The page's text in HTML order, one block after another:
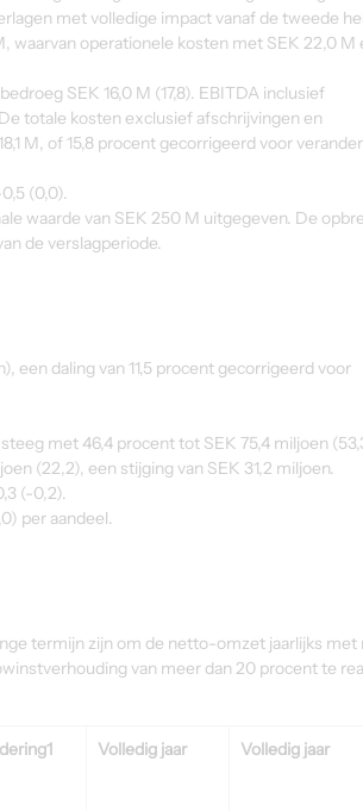
met volledige impact vanaf de tweede
operationele kosten met SEK 22,0 M
SEK 16,0 M (17,8). EBITDA inclusief
totale kosten exclusief afschrijvingen en
M, of 15,8 procent gecorrigeerd voor
(0,0).
waarde van SEK 250 M uitgegeven. De
de verslagperiode.
een daling van 11,5 procent gecorrigeerd voor
met 46,4 procent tot SEK 75,4 miljoen
(22,2), een stijging van SEK 31,2 miljoen.
(-0,2).
per aandeel.
termijn zijn om de netto-omzet jaarlijks met
van meer dan 20 procent te
Volledig jaar Volledig jaar